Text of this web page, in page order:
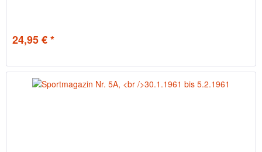
24,95 € *